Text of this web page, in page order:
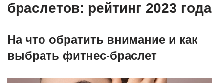
браслетов: рейтинг 2023 года
На что обратить внимание и как
выбрать фитнес-браслет